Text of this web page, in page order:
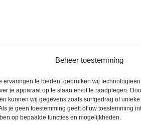
Beheer toestemming
ervaringen te bieden, gebruiken wij
je apparaat op te slaan en/of te raadplegen.
kunnen wij gegevens zoals surfgedrag of
je geen toestemming geeft of uw toestemming
op bepaalde functies en mogelijkheden.